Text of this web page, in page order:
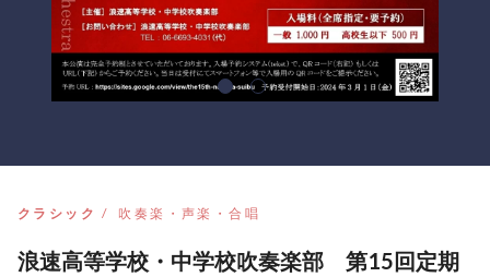
クラシック 吹奏楽・声楽・合唱
浪速高等学校・中学校吹奏楽部 第15回定期